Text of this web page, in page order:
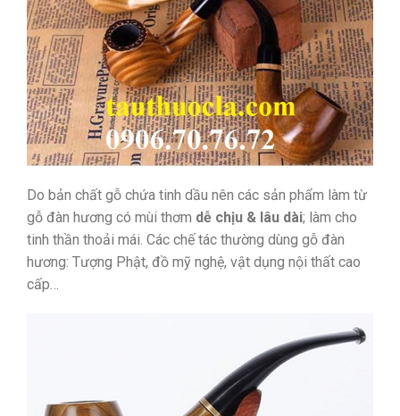
Do bản chất gỗ chứa tinh dầu nên các sản phẩm làm từ
gỗ đàn hương có mùi thơm dễ chịu & lâu dài; làm cho
tinh thần thoải mái. Các chế tác thường dùng gỗ đàn
hương: Tượng Phật, đồ mỹ nghệ, vật dụng nội thất cao
cấp…